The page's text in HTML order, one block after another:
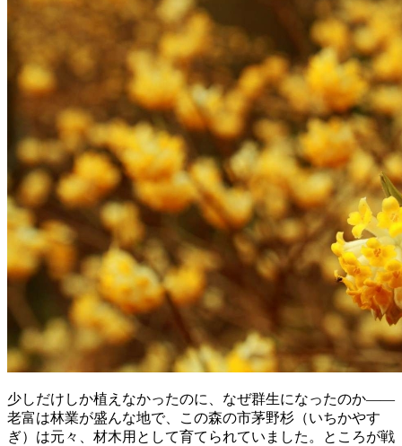
少しだけしか植えなかったのに、なぜ群生になったのか――
老富は林業が盛んな地で、この森の市茅野杉（いちかやす
ぎ）は元々、材木用として育てられていました。ところが戦